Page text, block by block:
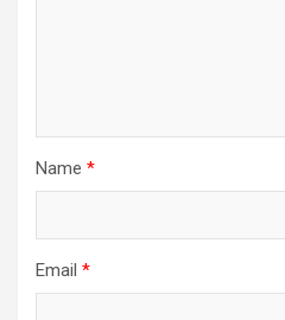
Name *
Email *